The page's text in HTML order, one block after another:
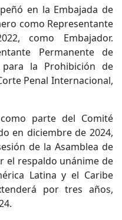
en la Embajada de
como Representante
como Embajador.
Permanente de
la Prohibición de
Penal Internacional,
parte del Comité
en diciembre de 2024,
de la Asamblea de
el respaldo unánime de
Latina y el Caribe
por tres años,